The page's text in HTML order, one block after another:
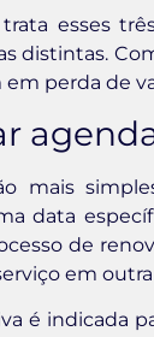
esses
distintas.
perda de
mais
data
de
em
é indicada